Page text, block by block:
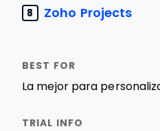
8 Zoho Projects
La mejor para